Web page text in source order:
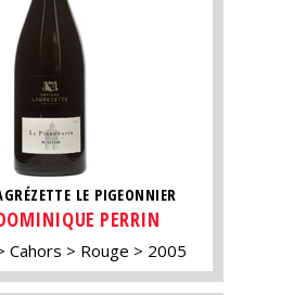
LE PIGEONNIER
PERRIN
Cahors Rouge 2005